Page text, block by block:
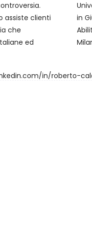
assiste clienti
che
ed
Magistrale
di Firenze
di
in/roberto-